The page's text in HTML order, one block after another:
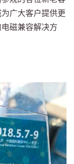
广大客户提供更
磁兼容解决方